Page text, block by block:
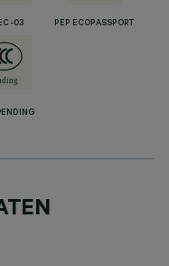
03 PEP ECOPASSPORT